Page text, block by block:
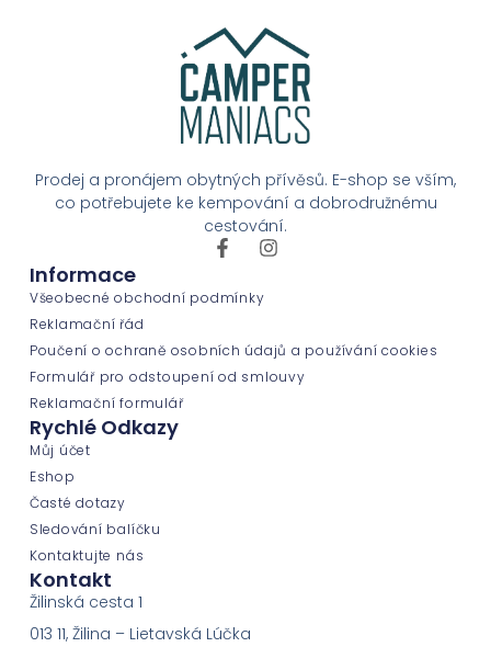
Prodej a pronájem obytných přívěsů. E-shop se vším,
co potřebujete ke kempování a dobrodružnému
cestování.
Informace
Všeobecné obchodní podmínky
Reklamační řád
Poučení o ochraně osobních údajů a používání cookies
Formulář pro odstoupení od smlouvy
Reklamační formulář
Rychlé Odkazy
Můj účet
Eshop
Časté dotazy
Sledování balíčku
Kontaktujte nás
Kontakt
Žilinská cesta 1
013 11, Žilina – Lietavská Lúčka